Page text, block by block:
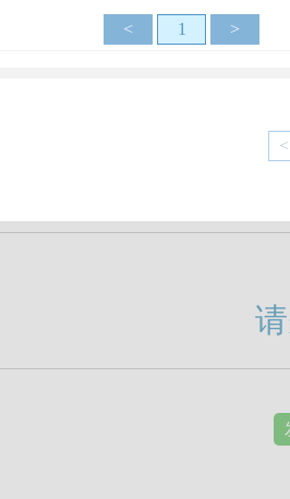
< 1 >
<